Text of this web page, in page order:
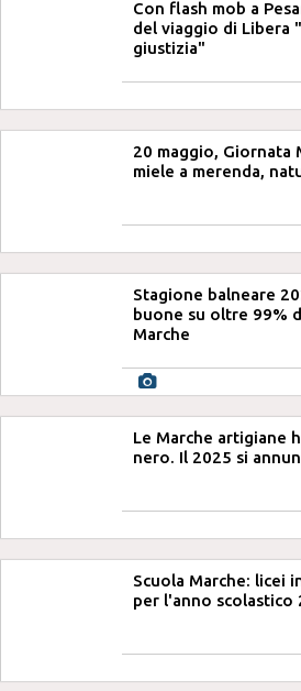
Con flash mob a
del viaggio di Libera
giustizia"
20 maggio, Giornata
miele a merenda,
Stagione balneare
buone su oltre 99%
Marche
Le Marche artigiane
nero. Il 2025 si
Scuola Marche: licei
per l'anno scolastico